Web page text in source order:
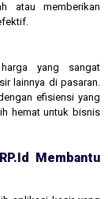
atau memberikan
harga yang sangat
lainnya di pasaran.
efisiensi yang
hemat untuk bisnis
Membantu